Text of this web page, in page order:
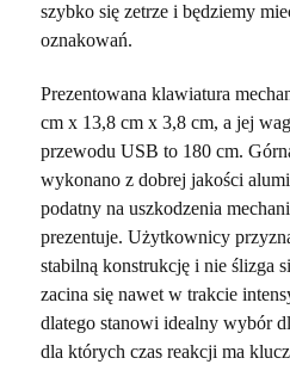
szybko się zetrze i będziemy
oznakowań.
Prezentowana klawiatura
cm x 13,8 cm x 3,8 cm, a jej
przewodu USB to 180 cm.
wykonano z dobrej jakości
podatny na uszkodzenia
prezentuje. Użytkownicy
stabilną konstrukcję i nie ślizga
zacina się nawet w trakcie
dlatego stanowi idealny wybór
dla których czas reakcji ma